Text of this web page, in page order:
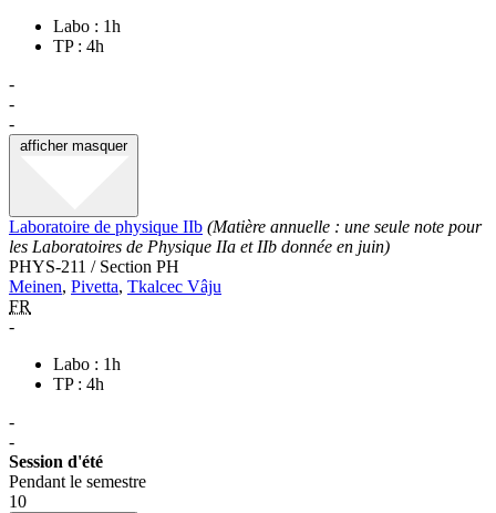
Labo : 1h
TP : 4h
-
-
-
afficher masquer
Laboratoire de physique IIb (Matière annuelle : une seule note pour
les Laboratoires de Physique IIa et IIb donnée en juin)
PHYS-211 / Section PH
Meinen, Pivetta, Tkalcec Vâju
FR
-
Labo : 1h
TP : 4h
-
-
Session d'été
Pendant le semestre
10